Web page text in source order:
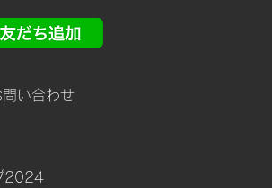
問い合わせ
2024